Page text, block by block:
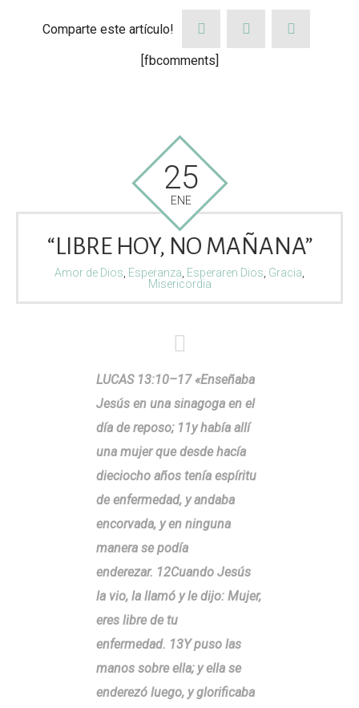
Comparte este artículo!
[fbcomments]
25
ENE
“LIBRE HOY, NO MAÑANA”
Amor de Dios Esperanza Esperaren Dios Gracia
Misericordia
LUCAS 13:10–17 «Enseñaba
Jesús en una sinagoga en el
día de reposo; 11y había allí
una mujer que desde hacía
dieciocho años tenía espíritu
de enfermedad, y andaba
encorvada, y en ninguna
manera se podía
enderezar. 12Cuando Jesús
la vio, la llamó y le dijo: Mujer,
eres libre de tu
enfermedad. 13Y puso las
manos sobre ella; y ella se
enderezó luego, y glorificaba